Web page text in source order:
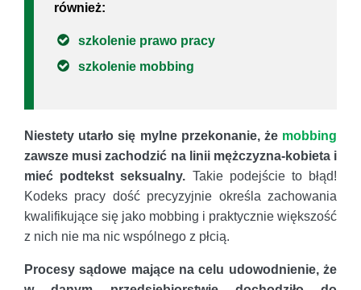
również:
szkolenie prawo pracy
szkolenie mobbing
Niestety utarło się mylne przekonanie, że mobbing
zawsze musi zachodzić na linii mężczyzna-kobieta i
mieć podtekst seksualny. Takie podejście to błąd!
Kodeks pracy dość precyzyjnie określa zachowania
kwalifikujące się jako mobbing i praktycznie większość
z nich nie ma nic wspólnego z płcią.
Procesy sądowe mające na celu udowodnienie, że